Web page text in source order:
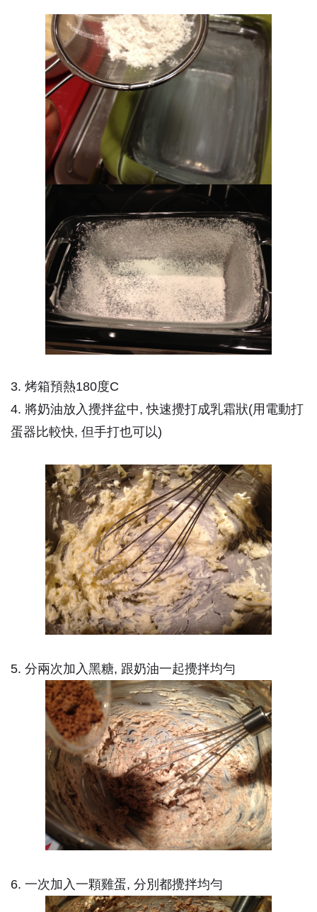
3. 烤箱預熱180度C
4. 將奶油放入攪拌盆中, 快速攪打成乳霜狀(用電動打
蛋器比較快, 但手打也可以)
5. 分兩次加入黑糖, 跟奶油一起攪拌均勻
6. 一次加入一顆雞蛋, 分別都攪拌均勻